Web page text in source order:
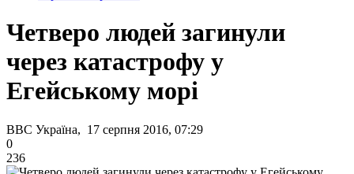
Четверо людей загинули
через катастрофу у
Егейському морі
BBC Україна, 17 серпня 2016, 07:29
0
236